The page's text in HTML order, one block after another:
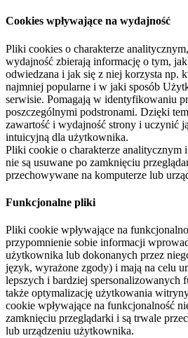
Cookies wpływające na wydajność
Pliki cookies o charakterze
wydajność zbierają informację o tym, jak
odwiedzana i jak się z niej korzysta np.
najmniej popularne i w jaki sposób
serwisie. Pomagają w identyfikowaniu
poszczególnymi podstronami. Dzięki
zawartość i wydajność strony i uczynić
intuicyjną dla użytkownika.
Pliki cookie o charakterze analitycznym
nie są usuwane po zamknięciu
przechowywane na komputerze lub
Funkcjonalne pliki
Pliki cookie wpływające na
przypomnienie sobie informacji
użytkownika lub dokonanych przez
język, wyrażone zgody) i mają na celu
lepszych i bardziej
także optymalizację użytkowania
cookie wpływające na funkcjonalność
zamknięciu przeglądarki i są trwale
lub urządzeniu użytkownika.